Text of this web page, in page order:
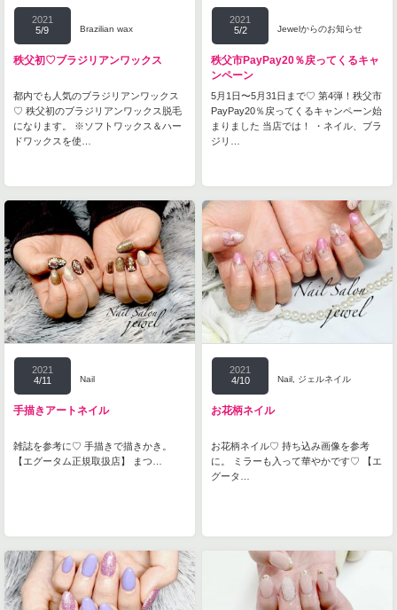
2021
5/9
Brazilian wax
秩父初♡ブラジリアンワックス
都内でも人気のブラジリアンワックス
♡ 秩父初のブラジリアンワックス脱毛
になります。 ※ソフトワックス＆ハー
ドワックスを使…
2021
5/2
Jewelからのお知らせ
秩父市PayPay20％戻ってくるキャ
ンペーン
5月1日〜5月31日まで♡ 第4弾！秩父市
PayPay20％戻ってくるキャンペーン始
まりました 当店では！ ・ネイル、ブラ
ジリ…
2021
4/11
Nail
手描きアートネイル
雑誌を参考に♡ 手描きで描きかき。
【エグータム正規取扱店】 まつ…
2021
4/10
Nail ジェルネイル
お花柄ネイル
お花柄ネイル♡ 持ち込み画像を参考
に。 ミラーも入って華やかです♡ 【エ
グータ…